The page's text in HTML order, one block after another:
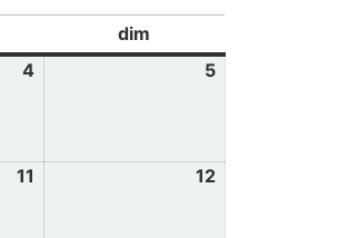
dim
4 5
11 12